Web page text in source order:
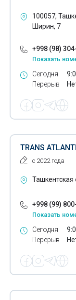
Пробки
Пробки
Проволока
Промывочные
Пружины
Ракели
Расходники для
Расходные
Расходные
Резиновые
Рейки деревянные
Санитарно-
Смазочные
Смазочные
100057,
Ширин, 7
+998 (98)
Показать
Сегодня
Перерыв
TRANS
с 2022 года
Ташкентская
+998 (99)
Показать
Сегодня
Перерыв